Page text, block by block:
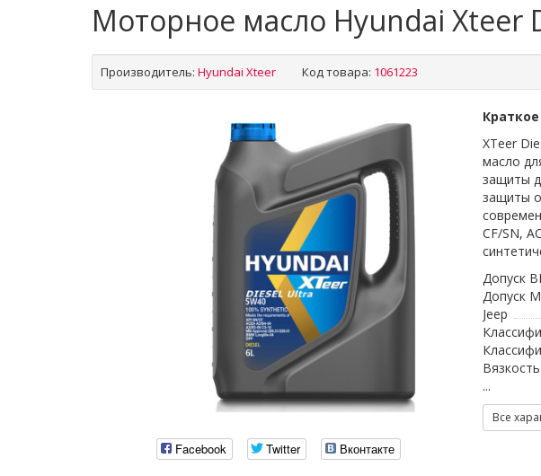
Моторное масло Hyundai Xteer
Производитель: Hyundai Xteer Код товара: 1061223
Facebook Twitter Вконтакте
XTeer
масло
защиты
защиты
CF/SN,
Допуск
Допуск
Jeep
...
Все